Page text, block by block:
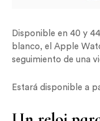
Disponible en 40 y
blanco, el Apple
seguimiento de una
Estará disponible a